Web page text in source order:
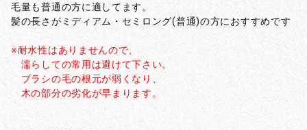
毛量も普通の方に適してます。
髪の長さがミディアム・セミロング(普通)の方におすすめです
※耐水性はありませんので、
濡らしての常用は避けて下さい。
ブラシの毛の根元が弱くなり、
木の部分の劣化が早まります。